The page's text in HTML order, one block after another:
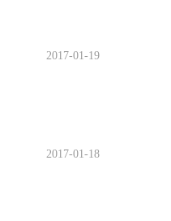
2017-01-19
2017-01-18